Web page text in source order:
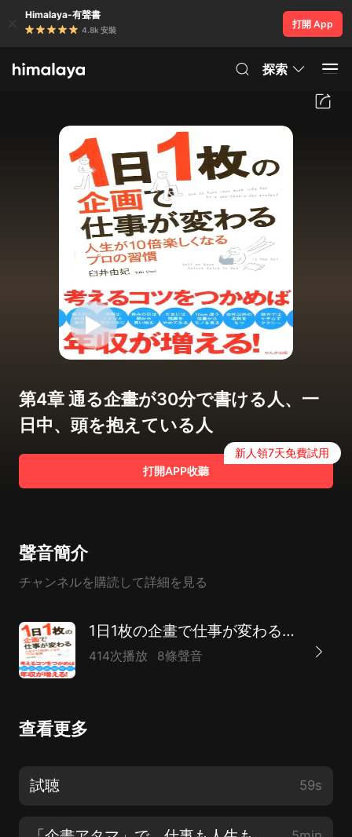
Himalaya-有聲書
4.8k 安裝
打開 App
探索
第4章 通る企畫が30分で書ける人、一
日中、頭を抱えている人
打開APP收聽
新人領7天免費試用
聲音簡介
チャンネルを購読して詳細を見る
1日1枚の企畫で仕事が変わる―人生が10倍楽しくなるプロの習慣
414次播放 8條聲音
查看更多
試聴 59s